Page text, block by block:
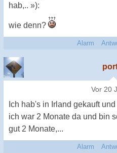
hab,.. »):
wie denn?
Alarm
Vor 20
Ich hab's in Irland gekauft
ich war 2 Monate da und bin
gut 2 Monate,...
Alarm